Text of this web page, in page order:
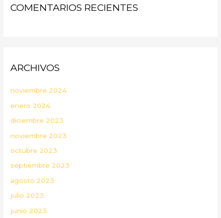
COMENTARIOS RECIENTES
ARCHIVOS
noviembre 2024
enero 2024
diciembre 2023
noviembre 2023
octubre 2023
septiembre 2023
agosto 2023
julio 2023
junio 2023